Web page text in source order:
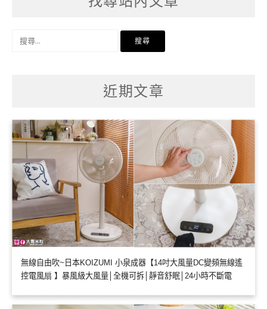
近期文章
無線自由吹~日本KOIZUMI 小泉成器【14吋大風量DC變頻無線遙
控電風扇 】暴風級大風量│全機可拆│靜音舒眠│24小時不斷電